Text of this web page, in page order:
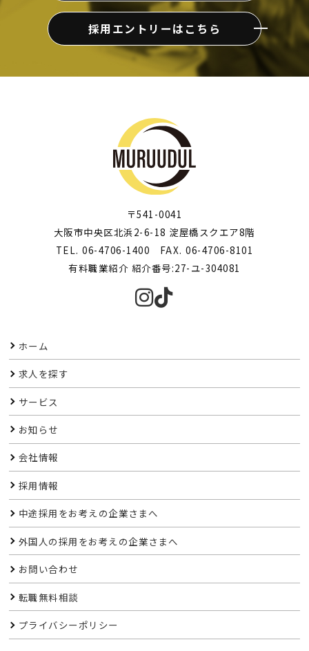
採用エントリーはこちら
〒541-0041
大阪市中央区北浜2-6-18 淀屋橋スクエア8階
TEL. 06-4706-1400 FAX. 06-4706-8101
有料職業紹介 紹介番号:27-ユ-304081
ホーム
求人を探す
サービス
お知らせ
会社情報
採用情報
中途採用をお考えの企業さまへ
外国人の採用をお考えの企業さまへ
お問い合わせ
転職無料相談
プライバシーポリシー